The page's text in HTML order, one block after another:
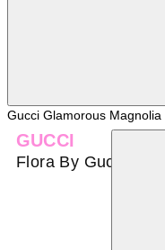
Gucci Glamorous Magnolia
GUCCI
Flora By Gucci